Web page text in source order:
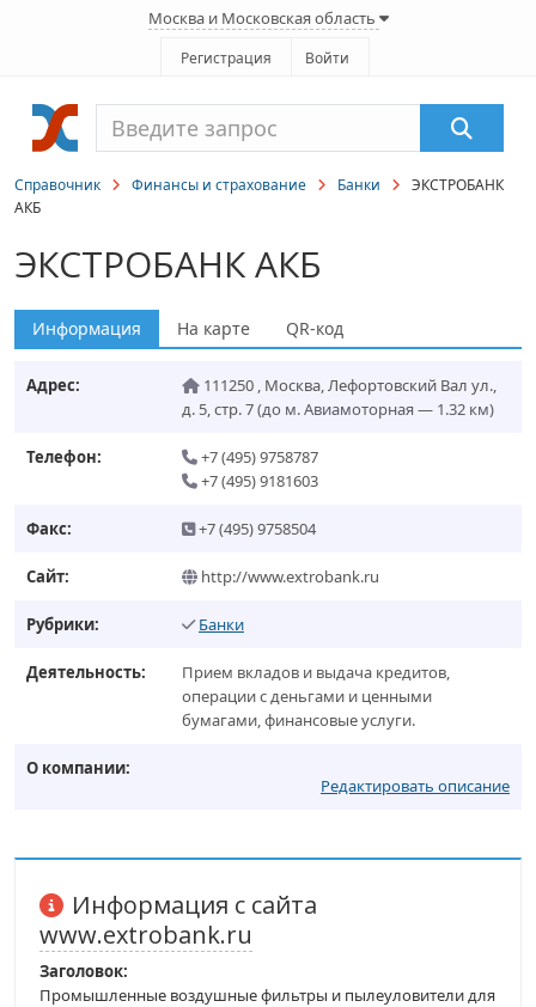
Москва и Московская область
Регистрация Войти
Справочник Финансы и страхование Банки
ЭКСТРОБАНК
АКБ
ЭКСТРОБАНК АКБ
Информация На карте QR-код
Адрес: 111250 , Москва,Лефортовский Вал ул.,
д. 5, стр. 7(до м. Авиамоторная — 1.32 км)
Телефон:
+7 (495) 9758787
+7 (495) 9181603
Факс: +7 (495) 9758504
Сайт: http://www.extrobank.ru
Рубрики: Банки
Деятельность:
Прием вкладов и выдача кредитов,
операции с деньгами и ценными
бумагами, финансовые услуги.
О компании:
Редактировать описание
Информация с сайта
www.extrobank.ru
Заголовок:
Промышленные воздушные фильтры и пылеуловители для